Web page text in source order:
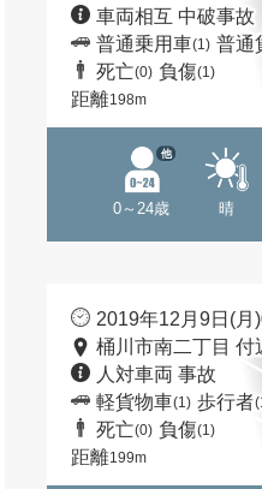
車両相互 中破事故
普通乗用車(1) 普通
死亡(0) 負傷(1)
距離198m
0～24歳
他
晴
2019年12月9日(月
桶川市南二丁目 付
人対車両 事故
軽貨物車(1) 歩行者
死亡(0) 負傷(1)
距離199m